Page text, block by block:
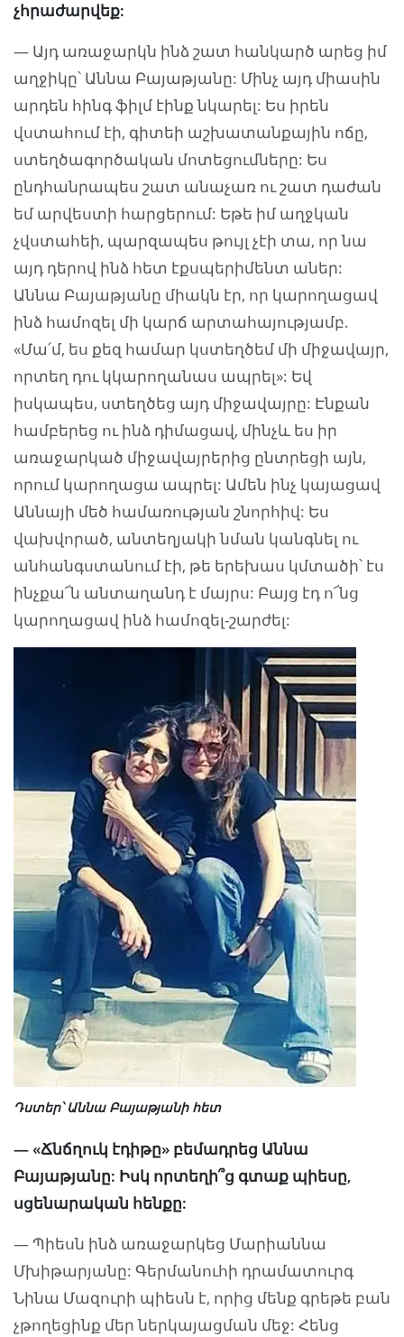
չհրաժարվեք:
— Այդ առաջարկն ինձ շատ հանկարծ արեց իմ
աղջիկը՝ Աննա Բայաթյանը: Մինչ այդ միասին
արդեն հինգ ֆիլմ էինք նկարել: Ես իրեն
վստահում էի, գիտեի աշխատանքային ոճը,
ստեղծագործական մոտեցումները: Ես
ընդհանրապես շատ անաչառ ու շատ դաժան
եմ արվեստի հարցերում: Եթե իմ աղջկան
չվստահեի, պարզապես թույլ չէի տա, որ նա
այդ դերով ինձ հետ էքսպերիմենտ աներ:
Աննա Բայաթյանը միակն էր, որ կարողացավ
ինձ համոզել մի կարճ արտահայությամբ.
«Մա՛մ, ես քեզ համար կստեղծեմ մի միջավայր,
որտեղ դու կկարողանաս ապրել»: Եվ
իսկապես, ստեղծեց այդ միջավայրը: Էնքան
համբերեց ու ինձ դիմացավ, մինչև ես իր
առաջարկած միջավայրերից ընտրեցի այն,
որում կարողացա ապրել: Ամեն ինչ կայացավ
Աննայի մեծ համառության շնորհիվ: Ես
վախվորած, անտեղյակի նման կանգնել ու
անհանգստանում էի, թե երեխաս կմտածի՝ էս
ինչքա՜ն անտաղանդ է մայրս: Բայց էդ ո՜նց
կարողացավ ինձ համոզել-շարժել:
Դստեր՝ Աննա Բայաթյանի հետ
— «Ճնճղուկ էդիթը» բեմադրեց Աննա
Բայաթյանը: Իսկ որտեղի՞ց գտաք պիեսը,
սցենարական հենքը:
— Պիեսն ինձ առաջարկեց Մարիաննա
Մխիթարյանը: Գերմանուհի դրամատուրգ
Նինա Մազուրի պիեսն է, որից մենք գրեթե բան
չթողեցինք մեր ներկայացման մեջ: Հենց